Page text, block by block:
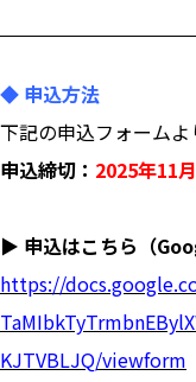
◆ 申込方法
下記の申込フォームよ
申込締切： 2025年11
▶ 申込はこちら（
https://
KJTVBLJQ/viewform